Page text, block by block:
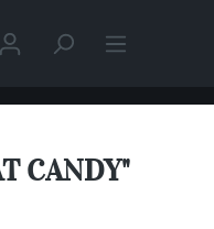
enthält 0
CANDY"